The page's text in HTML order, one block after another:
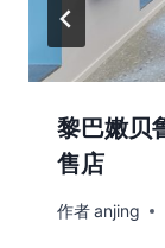
黎巴嫩贝
售店
作者anjing